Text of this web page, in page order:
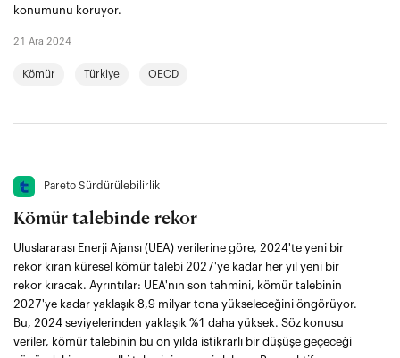
konumunu koruyor.
21 Ara 2024
Kömür Türkiye OECD
Pareto Sürdürülebilirlik
Kömür talebinde rekor
Uluslararası Enerji Ajansı (UEA) verilerine göre, 2024'te yeni bir
rekor kıran küresel kömür talebi 2027'ye kadar her yıl yeni bir
rekor kıracak. Ayrıntılar: UEA'nın son tahmini, kömür talebinin
2027'ye kadar yaklaşık 8,9 milyar tona yükseleceğini öngörüyor.
Bu, 2024 seviyelerinden yaklaşık %1 daha yüksek. Söz konusu
veriler, kömür talebinin bu on yılda istikrarlı bir düşüşe geçeceği